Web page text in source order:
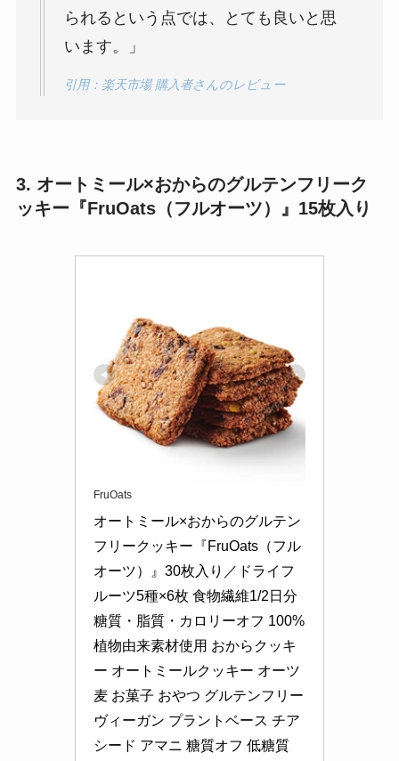
られるという点では、とても良いと思
います。」
引用：楽天市場 購入者さんのレビュー
3. オートミール×おからのグルテンフリーク
ッキー『FruOats（フルオーツ）』15枚入り
FruOats
オートミール×おからのグルテン
フリークッキー『FruOats（フル
オーツ）』30枚入り／ドライフ
ルーツ5種×6枚 食物繊維1/2日分
糖質・脂質・カロリーオフ 100%
植物由来素材使用 おからクッキ
ー オートミールクッキー オーツ
麦 お菓子 おやつ グルテンフリー
ヴィーガン プラントベース チア
シード アマニ 糖質オフ 低糖質